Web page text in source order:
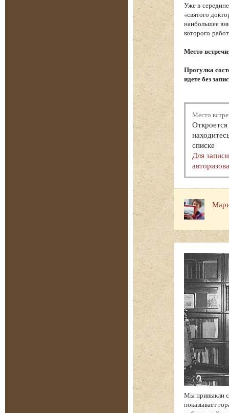
Уже в
«святого
наибольшее
которого
Место
Прогулка
идете без
Место
списке
Для
Мы привыкли
показывает